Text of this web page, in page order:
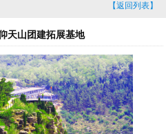
【返回列表】
天山团建拓展基地